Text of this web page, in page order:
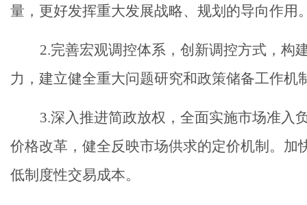
量，更好发挥重大发展战略、规划的导向作用
2.完善宏观调控体系，创新调控方式，构
力，建立健全重大问题研究和政策储备工作
3.深入推进简政放权，全面实施市场准入
价格改革，健全反映市场供求的定价机制。
低制度性交易成本。